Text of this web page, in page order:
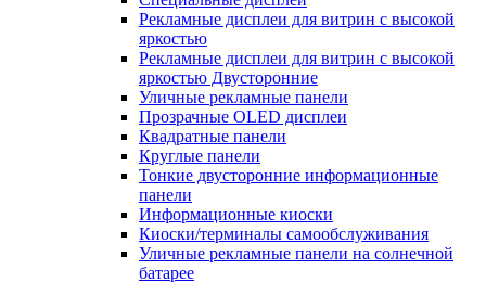
Рекламные дисплеи для витрин с высокой
яркостью
Рекламные дисплеи для витрин с высокой
яркостью Двусторонние
Уличные рекламные панели
Прозрачные OLED дисплеи
Квадратные панели
Круглые панели
Тонкие двусторонние информационные
панели
Информационные киоски
Киоски/терминалы самообслуживания
Уличные рекламные панели на солнечной
батарее